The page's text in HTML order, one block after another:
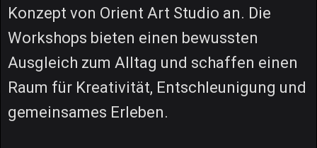
Konzept von Orient Art Studio an. Die
Workshops bieten einen bewussten
Ausgleich zum Alltag und schaffen einen
Raum für Kreativität, Entschleunigung und
gemeinsames Erleben.